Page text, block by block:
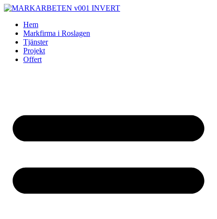
Skip
contentHem
Markfirma i Roslagen
Tjänster
Projekt
Offert